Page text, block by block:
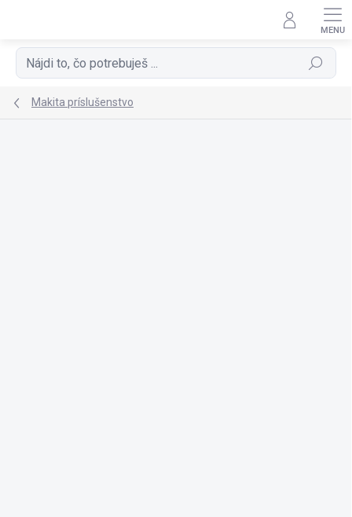
Hľadať
Makita príslušenstvo